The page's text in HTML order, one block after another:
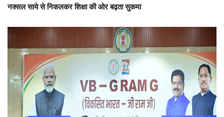
नक्सल साये से निकलकर शिक्षा की ओर बढ़ता सुकमा